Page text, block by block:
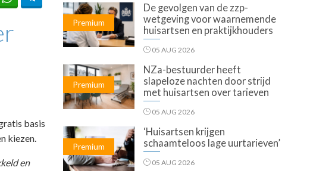
basis
kiezen.
en
Premium
De gevolgen van de zzp-
wetgeving voor waarnemende
huisartsen en praktijkhouders
05 AUG 2026
Premium
NZa-bestuurder heeft
slapeloze nachten door strijd
met huisartsen over tarieven
05 AUG 2026
Premium
‘Huisartsen krijgen
schaamteloos lage uurtarieven’
05 AUG 2026